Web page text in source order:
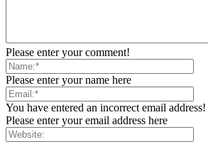
Please enter your comment!
Please enter your name here
You have entered an incorrect email address!
Please enter your email address here